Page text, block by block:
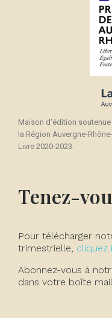
Maison d'édition soutenue
la Région Auvergne-
Livre 2020-2023.
Tenez-
Pour télécharger
trimestrielle, cliquez
Abonnez-vous à
dans votre boîte